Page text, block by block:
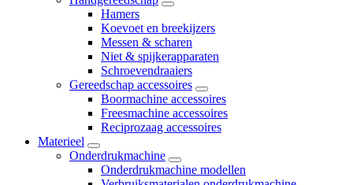
Hamers
Koevoet en breekijzers
Messen & scharen
Niet & spijkerapparaten
Schroevendraaiers
Gereedschap accessoires
Boormachine accessoires
Freesmachine accessoires
Reciprozaag accessoires
Materieel
Onderdrukmachine
Onderdrukmachine modellen